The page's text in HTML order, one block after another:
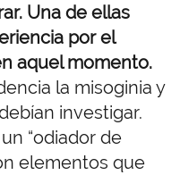
Una de ellas
por el
aquel momento.
la misoginia y
investigar.
“odiador de
elementos que